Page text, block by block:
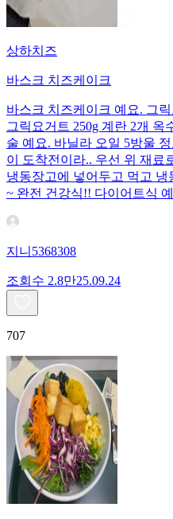
상하치즈
바스크 치즈케이크
바스크 치즈케이크 예요. 그
그릭요거트 250g 계란 2개 옥
술 예요. 바닐라 오일 5방울
이 도착전이라.. 우선 위 재료
냉동장고에 넣어두고 먹고
~ 완전 건강식!! 다이어트식
지니5368308
조회수 2.8만25.09.24
707